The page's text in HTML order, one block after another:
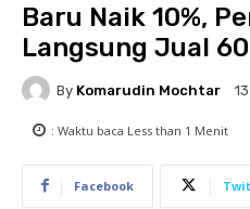
Baru Naik 10%,
Langsung Jual
By Komarudin Mochtar
: Waktu baca Less than 1 Menit
Facebook